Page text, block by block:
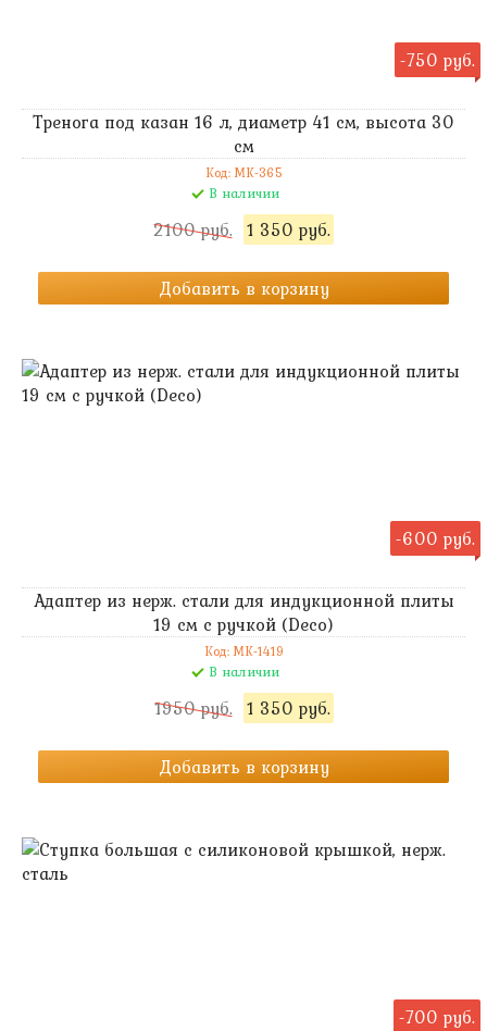
-750 руб.
Тренога под казан 16 л, диаметр 41 см, высота 30
см
Код: MK-365
В наличии
2100 руб. 1 350 руб.
Добавить в корзину
-600 руб.
Адаптер из нерж. стали для индукционной плиты
19 см с ручкой (Deco)
Код: MK-1419
В наличии
1950 руб. 1 350 руб.
Добавить в корзину
-700 руб.